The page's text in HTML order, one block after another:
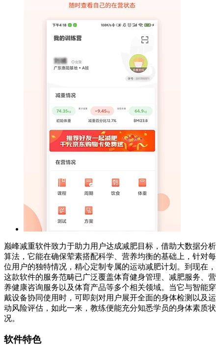
巅峰减重软件致力于助力用户达成减肥目标，借助大数据分析
算法，它能在确保荤素搭配科学、营养均衡的基础上，针对每
位用户的独特情况，精心定制专属的运动减肥计划。到现在，
这款软件的服务范畴已广泛覆盖体育健身管理、减肥服务、营
养健康咨询服务以及体育产品等多个相关领域。当它与智能穿
戴设备协同使用时，可即刻对用户展开全面的身体检测以及运
动风险评估，如此一来，教练便能充分知悉学员的身体素质状
况。
软件特色